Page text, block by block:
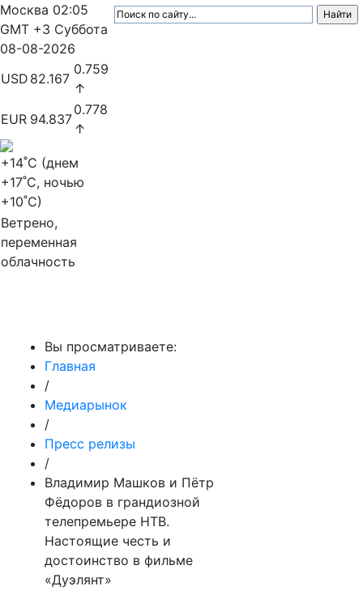
Москва 02:05
GMT +3 Суббота
08-08-2026
USD 82.167
0.759
↑
EUR 94.837
0.778
↑
+14˚C (днем
+17˚C, ночью
+10˚C)
Ветрено,
переменная
облачность
Вы просматриваете:
Главная
/
Медиарынок
/
Пресс релизы
/
Владимир Машков и Пётр
Фёдоров в грандиозной
телепремьере НТВ.
Настоящие честь и
достоинство в фильме
«Дуэлянт»